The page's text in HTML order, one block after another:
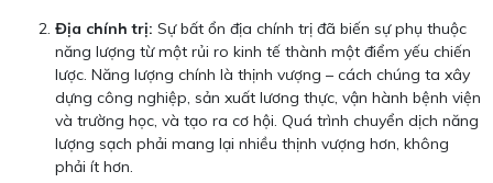
Địa chính trị: Sự bất ổn địa chính trị đã biến sự phụ thuộc
năng lượng từ một rủi ro kinh tế thành một điểm yếu chiến
lược. Năng lượng chính là thịnh vượng – cách chúng ta xây
dựng công nghiệp, sản xuất lương thực, vận hành bệnh viện
và trường học, và tạo ra cơ hội. Quá trình chuyển dịch năng
lượng sạch phải mang lại nhiều thịnh vượng hơn, không
phải ít hơn.